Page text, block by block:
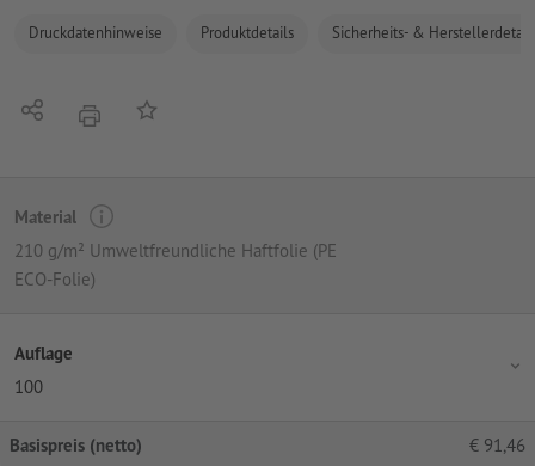
Druckdatenhinweise Produktdetails Sicherheits- &
Teilen DruckenAuf die Merkliste
Material
210 g/m² Umweltfreundliche Haftfolie (PE
ECO-Folie)
Auflage
100
Basispreis (netto) € 91,46